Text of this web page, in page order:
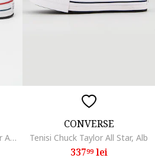
Tenisi flatform Chuck Taylor All Star High, Alb
CONVERSE
Tenisi Chuck Taylor All Star, Alb
33799lei